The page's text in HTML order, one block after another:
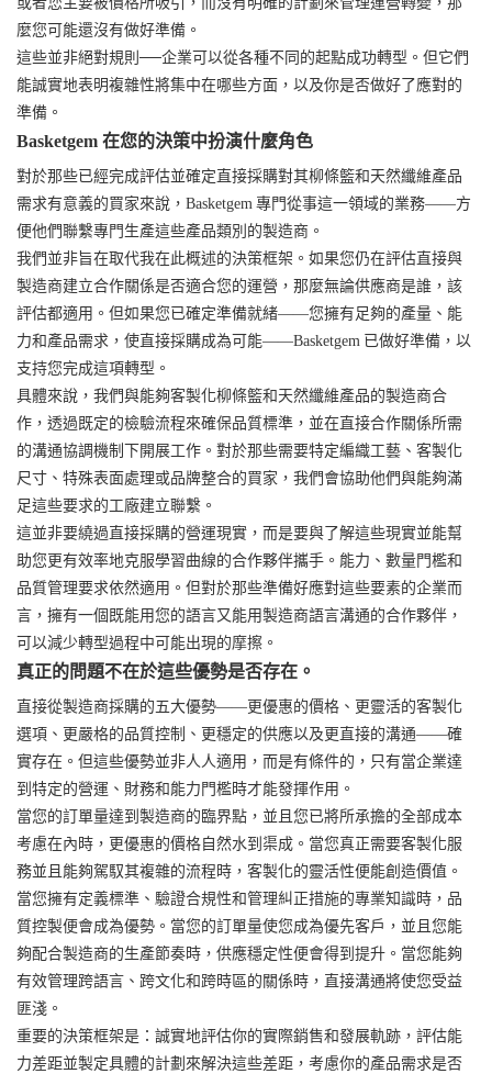
麼您可能還沒有做好準備。
這些並非絕對規則──企業可以從各種不同的起點成功轉型。但它們
能誠實地表明複雜性將集中在哪些方面，以及你是否做好了應對的
準備。
Basketgem 在您的決策中扮演什麼角色
對於那些已經完成評估並確定直接採購對其柳條籃和天然纖維產品
需求有意義的買家來說，Basketgem 專門從事這一領域的業務——方
便他們聯繫專門生產這些產品類別的製造商。
我們並非旨在取代我在此概述的決策框架。如果您仍在評估直接與
製造商建立合作關係是否適合您的運營，那麼無論供應商是誰，該
評估都適用。但如果您已確定準備就緒——您擁有足夠的產量、能
力和產品需求，使直接採購成為可能——Basketgem 已做好準備，以
支持您完成這項轉型。
具體來說，我們與能夠客製化柳條籃和天然纖維產品的製造商合
作，透過既定的檢驗流程來確保品質標準，並在直接合作關係所需
的溝通協調機制下開展工作。對於那些需要特定編織工藝、客製化
尺寸、特殊表面處理或品牌整合的買家，我們會協助他們與能夠滿
足這些要求的工廠建立聯繫。
這並非要繞過直接採購的營運現實，而是要與了解這些現實並能幫
助您更有效率地克服學習曲線的合作夥伴攜手。能力、數量門檻和
品質管理要求依然適用。但對於那些準備好應對這些要素的企業而
言，擁有一個既能用您的語言又能用製造商語言溝通的合作夥伴，
可以減少轉型過程中可能出現的摩擦。
真正的問題不在於這些優勢是否存在。
直接從製造商採購的五大優勢——更優惠的價格、更靈活的客製化
選項、更嚴格的品質控制、更穩定的供應以及更直接的溝通——確
實存在。但這些優勢並非人人適用，而是有條件的，只有當企業達
到特定的營運、財務和能力門檻時才能發揮作用。
當您的訂單量達到製造商的臨界點，並且您已將所承擔的全部成本
考慮在內時，更優惠的價格自然水到渠成。當您真正需要客製化服
務並且能夠駕馭其複雜的流程時，客製化的靈活性便能創造價值。
當您擁有定義標準、驗證合規性和管理糾正措施的專業知識時，品
質控製便會成為優勢。當您的訂單量使您成為優先客戶，並且您能
夠配合製造商的生產節奏時，供應穩定性便會得到提升。當您能夠
有效管理跨語言、跨文化和跨時區的關係時，直接溝通將使您受益
匪淺。
重要的決策框架是：誠實地評估你的實際銷售和發展軌跡，評估能
力差距並製定具體的計劃來解決這些差距，考慮你的產品需求是否